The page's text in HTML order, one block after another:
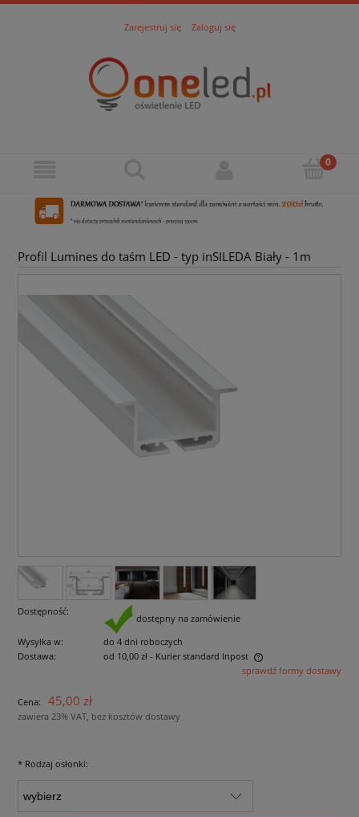
Zarejestruj się Zaloguj się
Profil Lumines do taśm LED - typ inSILEDA Biały - 1m
Dostępność:
dostępny na zamówienie
Wysyłka w:
do 4 dni roboczych
Dostawa:
od 10,00 zł - Kurier standard Inpost
Cena nie zawiera ewentualnych kosztów płatnościsprawdź formy dostawy
Cena: 45,00 zł
zawiera 23% VAT, bez kosztów dostawy
* Rodzaj osłonki: